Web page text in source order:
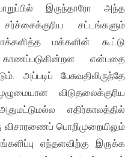
இருந்தாரோ அந்த
சட்டங்களும்
மக்களின் கூட்டு
காணப்படுகின்றன என்பதை
அப்படிப் பேசுவதிலிருந்தே
விடுதலைக்குரிய
எதிர்காலத்தில்
விசாரணைப் பொறிமுறையிலும்
எந்தளவிற்கு இருக்க